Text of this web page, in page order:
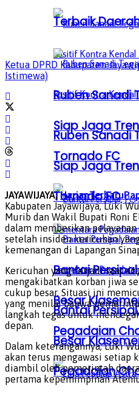
Ruben Sanadi
Siap Jaga
Tornado FC
Bantai
Besar
Pegadaian
Terbaik
Ruben Sanadi
Siap Jaga
Tornado FC
Bantai
Besar
Pegadaian
Ketua DPRD Kabupaten
Istimewa)
JAYAWIJAYA,
Kabupaten Jayawijaya, Luki
Murib dan Wakil Bupati Roni
dalam memberikan
setelah insiden kericuhan
kemenangan di Lapangan
Kericuhan yang terjadi saat
mengakibatkan korban jiwa
cukup besar. Situasi ini
yang menilai bahwa
langkah tegas untuk
depan.
Dalam keterangannya, Luki
akan terus mengawasi setiap
diambil oleh pemerintah
pertama kepemimpinan